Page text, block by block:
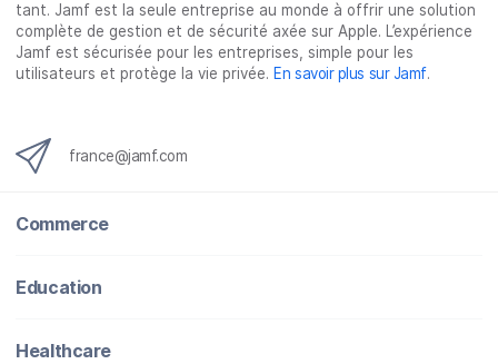
tant. Jamf est la seule entreprise au monde à offrir une solution
complète de gestion et de sécurité axée sur Apple. L’expérience
Jamf est sécurisée pour les entreprises, simple pour les
utilisateurs et protège la vie privée. En savoir plus sur Jamf.
france@jamf.com
Commerce
Education
Healthcare